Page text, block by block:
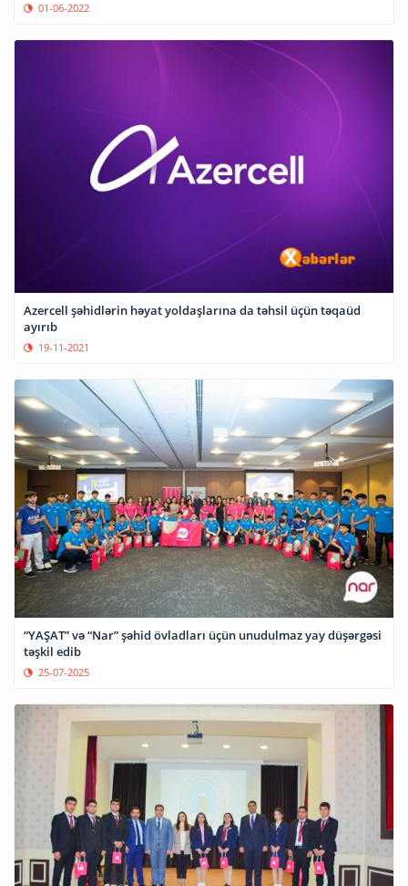
01-06-2022
Azercell şəhidlərin həyat yoldaşlarına da təhsil üçün təqaüd
ayırıb
19-11-2021
“YAŞAT” və “Nar” şəhid övladları üçün unudulmaz yay düşərgəsi
təşkil edib
25-07-2025